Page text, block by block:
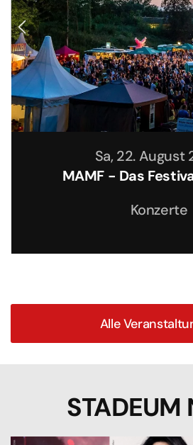
Sa, 22. August
MAMF - Das
Konzerte
Alle
STADEUM